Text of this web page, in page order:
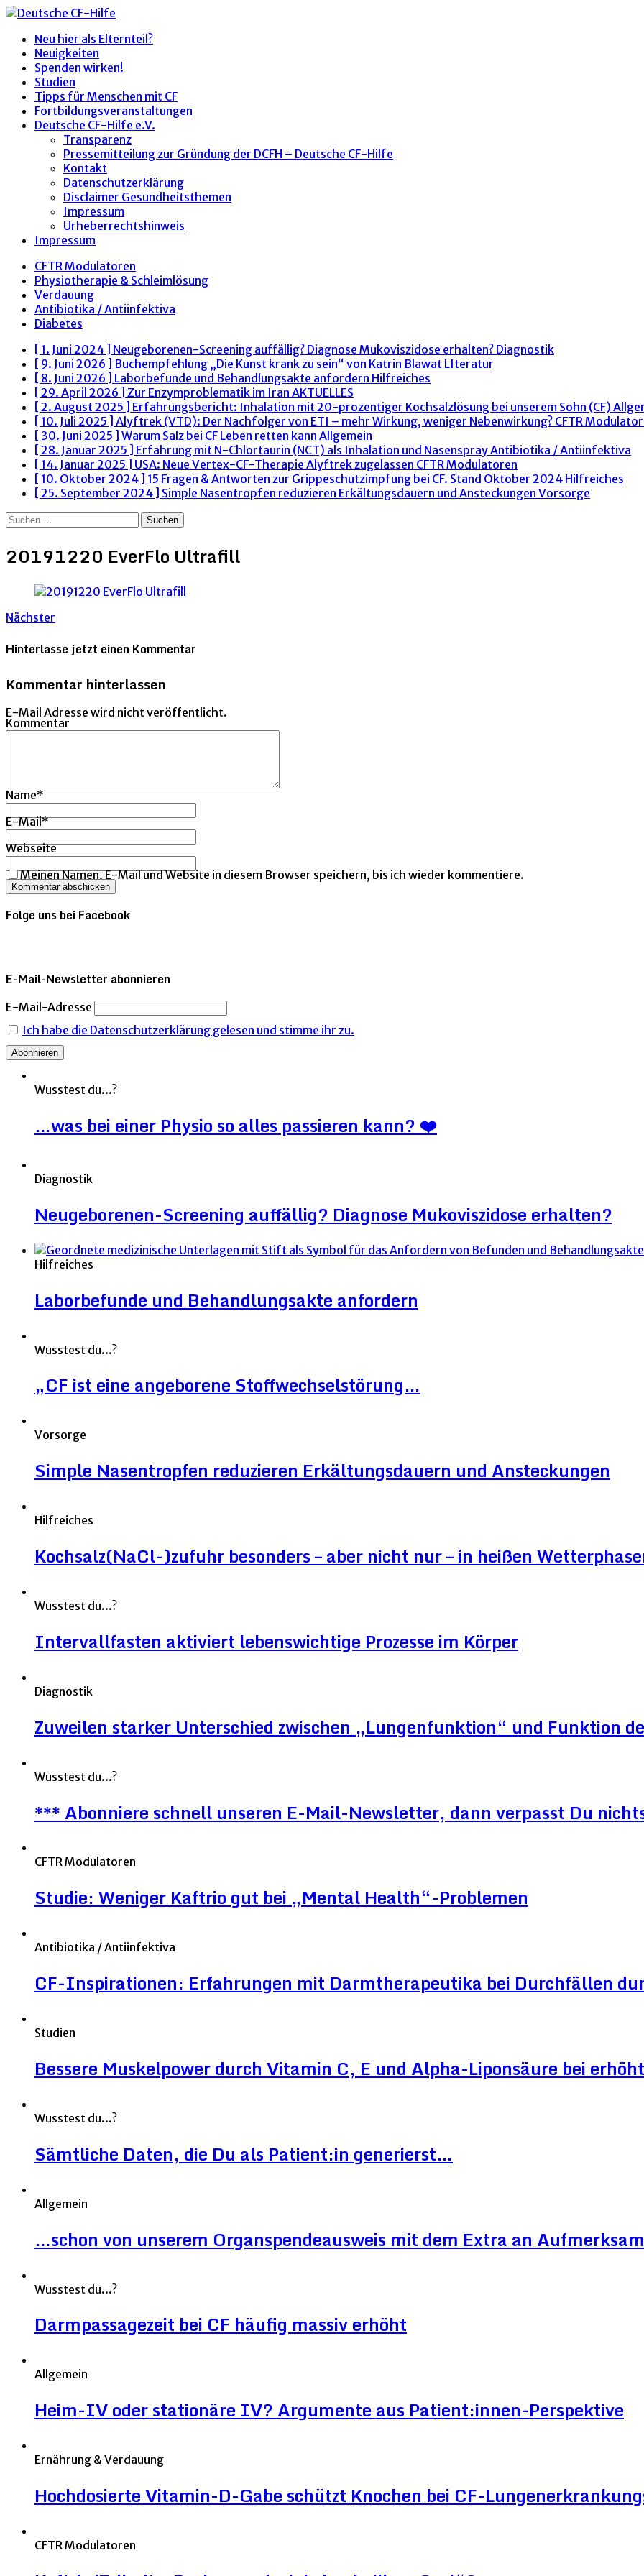
Neu hier als Elternteil?
Neuigkeiten
Spenden wirken!
Studien
Tipps für Menschen mit CF
Fortbildungsveranstaltungen
Deutsche CF-Hilfe e.V.
Transparenz
Pressemitteilung zur Gründung der DCFH – Deutsche CF-Hilfe
Kontakt
Datenschutzerklärung
Disclaimer Gesundheitsthemen
Impressum
Urheberrechtshinweis
Impressum
CFTR Modulatoren
Physiotherapie & Schleimlösung
Verdauung
Antibiotika / Antiinfektiva
Diabetes
[ 1. Juni 2024 ] Neugeborenen-Screening auffällig? Diagnose Mukoviszidose erhalten? Diagnostik
[ 9. Juni 2026 ] Buchempfehlung „Die Kunst krank zu sein“ von Katrin Blawat LIteratur
[ 8. Juni 2026 ] Laborbefunde und Behandlungsakte anfordern Hilfreiches
[ 29. April 2026 ] Zur Enzymproblematik im Iran AKTUELLES
[ 2. August 2025 ] Erfahrungsbericht: Inhalation mit 20-prozentiger Kochsalzlösung bei unserem Sohn (CF)
[ 10. Juli 2025 ] Alyftrek (VTD): Der Nachfolger von ETI – mehr Wirkung, weniger Nebenwirkung? CFTR
[ 30. Juni 2025 ] Warum Salz bei CF Leben retten kann Allgemein
[ 28. Januar 2025 ] Erfahrung mit N-Chlortaurin (NCT) als Inhalation und NasensprayAntibiotika / Antiinfektiva
[ 14. Januar 2025 ] USA: Neue Vertex-CF-Therapie Alyftrek zugelassen CFTR Modulatoren
[ 10. Oktober 2024 ] 15 Fragen & Antworten zur Grippeschutzimpfung bei CF. Stand Oktober 2024 Hilfreiches
[ 25. September 2024 ] Simple Nasentropfen reduzieren Erkältungsdauern und Ansteckungen Vorsorge
Suchen
20191220 EverFlo Ultrafill
Nächster
Hinterlasse jetzt einen Kommentar
Kommentar hinterlassen
E-Mail Adresse wird nicht veröffentlicht.
Kommentar
Name*
E-Mail*
Webseite
Meinen Namen, E-Mail und Website in diesem Browser speichern, bis ich wieder kommentiere.
Folge uns bei Facebook
E-Mail-Newsletter abonnieren
E-Mail-Adresse
Ich habe die Datenschutzerklärung gelesen und stimme ihr zu.
Wusstest du...?
…was bei einer Physio so alles passieren kann? ❤️
Diagnostik
Neugeborenen-Screening auffällig? Diagnose Mukoviszidose erhalten?
Hilfreiches
Laborbefunde und Behandlungsakte anfordern
Wusstest du...?
„CF ist eine angeborene Stoffwechselstörung…
Vorsorge
Simple Nasentropfen reduzieren Erkältungsdauern und Ansteckungen
Hilfreiches
Kochsalz(NaCl-)zufuhr besonders – aber nicht nur – in heißen
Wusstest du...?
Intervallfasten aktiviert lebenswichtige Prozesse im Körper
Diagnostik
Zuweilen starker Unterschied zwischen „Lungenfunktion“ und Funktion
Wusstest du...?
*** Abonniere schnell unseren E-Mail-Newsletter, dann verpasst Du
CFTR Modulatoren
Studie: Weniger Kaftrio gut bei „Mental Health“-Problemen
Antibiotika / Antiinfektiva
CF-Inspirationen: Erfahrungen mit Darmtherapeutika bei Durchfällen
Studien
Bessere Muskelpower durch Vitamin C, E und Alpha-Liponsäure bei
Wusstest du...?
Sämtliche Daten, die Du als Patient:in generierst…
Allgemein
…schon von unserem Organspendeausweis mit dem Extra an
Wusstest du...?
Darmpassagezeit bei CF häufig massiv erhöht
Allgemein
Heim-IV oder stationäre IV? Argumente aus Patient:innen-Perspektive
Ernährung & Verdauung
Hochdosierte Vitamin-D-Gabe schützt Knochen bei CF-
CFTR Modulatoren